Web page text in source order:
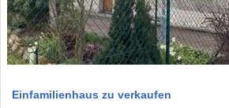
Einfamilienhaus zu verkaufen